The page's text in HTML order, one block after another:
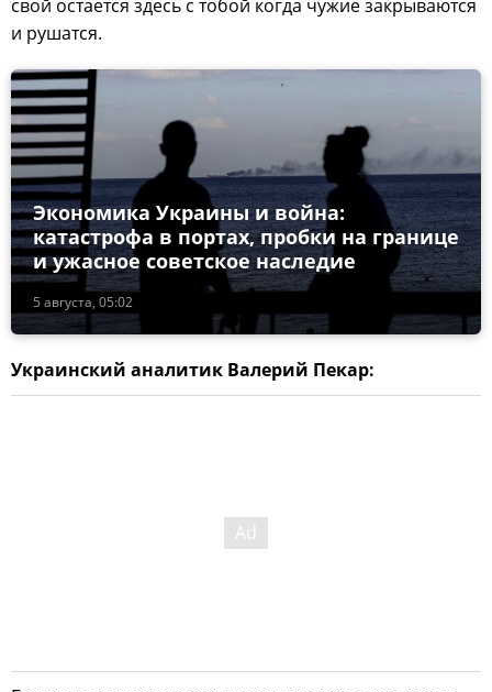
свой остается здесь с тобой когда чужие закрываются
и рушатся.
5 августа, 05:02
Экономика Украины и война:
катастрофа в портах, пробки на границе
и ужасное советское наследие
Украинский аналитик Валерий Пекар: